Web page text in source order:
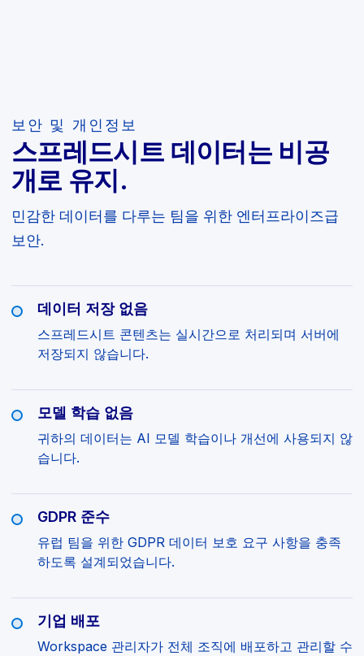
보안 및 개인정보
스프레드시트 데이터는 비공
개로 유지.
민감한 데이터를 다루는 팀을 위한 엔터프라이즈급
보안.
데이터 저장 없음
스프레드시트 콘텐츠는 실시간으로 처리되며 서버에
저장되지 않습니다.
모델 학습 없음
귀하의 데이터는 AI 모델 학습이나 개선에 사용되지 않
습니다.
GDPR 준수
유럽 팀을 위한 GDPR 데이터 보호 요구 사항을 충족
하도록 설계되었습니다.
기업 배포
Workspace 관리자가 전체 조직에 배포하고 관리할 수